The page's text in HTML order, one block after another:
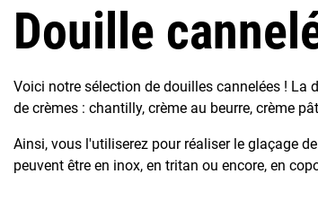
Douille
Voici notre sélection de douilles cannelées ! La
de crèmes : chantilly, crème au beurre, crème
Ainsi, vous l'utiliserez pour réaliser le glaçage
peuvent être en inox, en tritan ou encore, en